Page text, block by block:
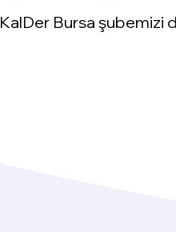
KalDer Bursa şubemizi